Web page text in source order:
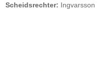
Scheidsrechter: Ingvarsson